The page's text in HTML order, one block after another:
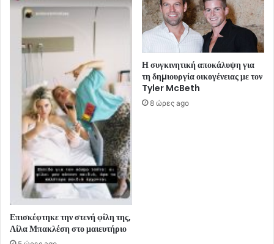
Επισκέφτηκε την στενή φίλη της,
Λίλα Μπακλέση στο μαιευτήριο
Η συγκινητική αποκάλυψη για
τη δηµιουργία οικογένειας με τον
Tyler McBeth
8 ώρες ago